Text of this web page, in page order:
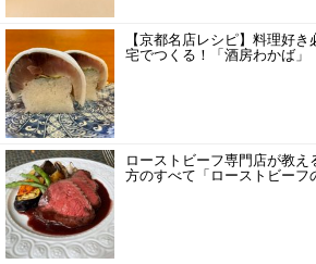
【京都名店レシピ】料理好
宅でつくる！「酒房わかば」
ローストビーフ専門店が教え
方のすべて「ローストビーフ